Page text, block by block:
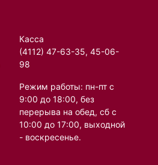
Касса
(4112) 47-63-35, 45-06-
98
Режим работы: пн-пт с
9:00 до 18:00, без
перерыва на обед, сб с
10:00 до 17:00, выходной
- воскресенье.